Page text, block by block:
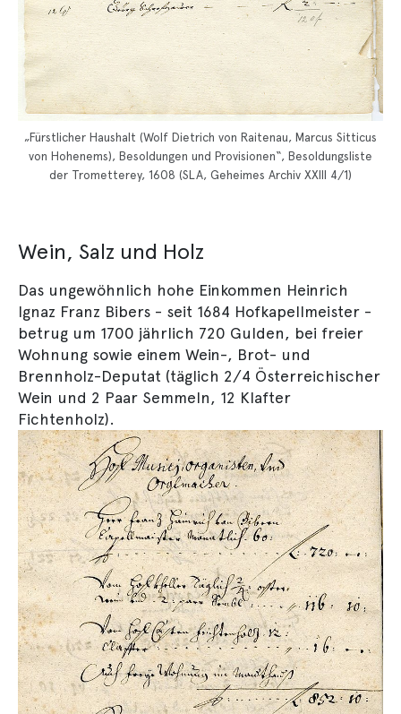
„Fürstlicher Haushalt (Wolf Dietrich von Raitenau, Marcus Sitticus
von Hohenems), Besoldungen und Provisionen“, Besoldungsliste
der Trometterey, 1608 (SLA, Geheimes Archiv XXIII 4/1)
Wein, Salz und Holz
Das ungewöhnlich hohe Einkommen Heinrich
Ignaz Franz Bibers - seit 1684 Hofkapellmeister -
betrug um 1700 jährlich 720 Gulden, bei freier
Wohnung sowie einem Wein-, Brot- und
Brennholz-Deputat (täglich 2/4 Österreichischer
Wein und 2 Paar Semmeln, 12 Klafter
Fichtenholz).